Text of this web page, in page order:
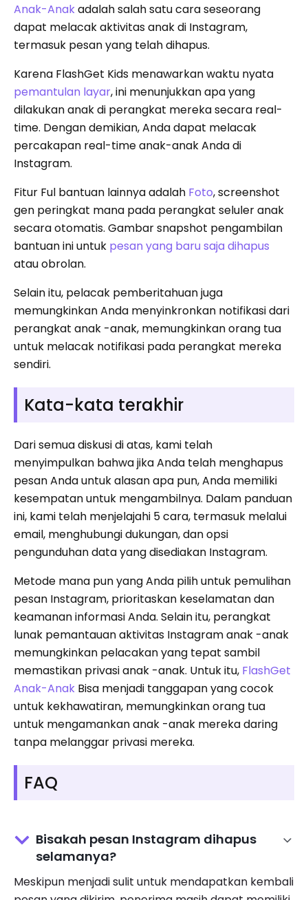
Anak-Anakadalah salah satu cara seseorang
dapat melacak aktivitas anak di Instagram,
termasuk pesan yang telah dihapus.
Karena FlashGet Kids menawarkan waktu nyata
pemantulan layar, ini menunjukkan apa yang
dilakukan anak di perangkat mereka secara real-
time. Dengan demikian, Anda dapat melacak
percakapan real-time anak-anak Anda di
Instagram.
Fitur Ful bantuan lainnya adalah Foto, screenshot
gen peringkat mana pada perangkat seluler anak
secara otomatis. Gambar snapshot pengambilan
bantuan ini untuk pesan yang baru saja dihapus
atau obrolan.
Selain itu, pelacak pemberitahuan juga
memungkinkan Anda menyinkronkan notifikasi dari
perangkat anak -anak, memungkinkan orang tua
untuk melacak notifikasi pada perangkat mereka
sendiri.
Kata-kata terakhir
Dari semua diskusi di atas, kami telah
menyimpulkan bahwa jika Anda telah menghapus
pesan Anda untuk alasan apa pun, Anda memiliki
kesempatan untuk mengambilnya. Dalam panduan
ini, kami telah menjelajahi 5 cara, termasuk melalui
email, menghubungi dukungan, dan opsi
pengunduhan data yang disediakan Instagram.
Metode mana pun yang Anda pilih untuk pemulihan
pesan Instagram, prioritaskan keselamatan dan
keamanan informasi Anda. Selain itu, perangkat
lunak pemantauan aktivitas Instagram anak -anak
memungkinkan pelacakan yang tepat sambil
memastikan privasi anak -anak. Untuk itu, FlashGet
Anak-Anak Bisa menjadi tanggapan yang cocok
untuk kekhawatiran, memungkinkan orang tua
untuk mengamankan anak -anak mereka daring
tanpa melanggar privasi mereka.
FAQ
Bisakah pesan Instagram dihapus
selamanya?
Meskipun menjadi sulit untuk mendapatkan kembali